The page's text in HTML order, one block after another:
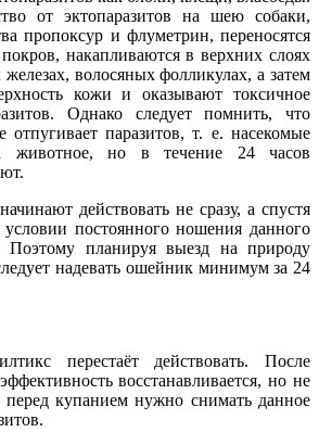
от эктопаразитов на шею собаки,
пропоксур и флуметрин, переносятся
накапливаются в верхних слоях
волосяных фолликулах, а затем
кожи и оказывают токсичное
Однако следует помнить, что
паразитов, т. е. насекомые
животное, но в течение 24 часов
действовать не сразу, а спустя
постоянного ношения данного
Поэтому планируя выезд на природу
надевать ошейник минимум за 24
перестаёт действовать. После
восстанавливается, но не
купанием нужно снимать данное